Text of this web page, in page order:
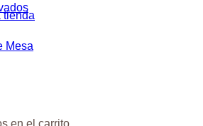
tienda
en el carrito.
Mesa